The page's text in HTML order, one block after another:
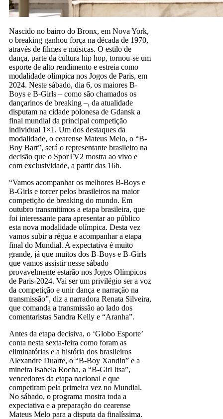
Nascido no bairro do Bronx, em Nova York,
o breaking ganhou força na década de 1970,
através de filmes e músicas. O estilo de
dança, parte da cultura hip hop, tornou-se um
esporte de alto rendimento e estreia como
modalidade olímpica nos Jogos de Paris, em
2024. Neste sábado, dia 6, os maiores B-
Boys e B-Girls – como são chamados os
dançarinos de breaking –, da atualidade
disputam na cidade polonesa de Gdansk a
final mundial da principal competição
individual 1×1. Um dos destaques da
modalidade, o cearense Mateus Melo, o “B-
Boy Bart”, será o representante brasileiro na
decisão que o SporTV2 mostra ao vivo e
com exclusividade, a partir das 16h.
“Vamos acompanhar os melhores B-Boys e
B-Girls e torcer pelos brasileiros na maior
competição de breaking do mundo. Em
outubro transmitimos a etapa brasileira, que
foi interessante para apresentar ao público
esta nova modalidade olímpica. Desta vez
vamos subir a régua e acompanhar a etapa
final do Mundial. A expectativa é muito
grande, já que muitos dos B-Boys e B-Girls
que vamos assistir nesse sábado
provavelmente estarão nos Jogos Olímpicos
de Paris-2024. Vai ser um privilégio ser a voz
da competição e unir dança e narração na
transmissão”, diz a narradora Renata Silveira,
que comanda a transmissão ao lado dos
comentaristas Sandra Kelly e “Aranha”.
Antes da etapa decisiva, o ‘Globo Esporte’
conta nesta sexta-feira como foram as
eliminatórias e a história dos brasileiros
Alexandre Duarte, o “B-Boy Xandin” e a
mineira Isabela Rocha, a “B-Girl Itsa”,
vencedores da etapa nacional e que
competiram pela primeira vez no Mundial.
No sábado, o programa mostra toda a
expectativa e a preparação do cearense
Mateus Melo para a disputa da finalíssima.